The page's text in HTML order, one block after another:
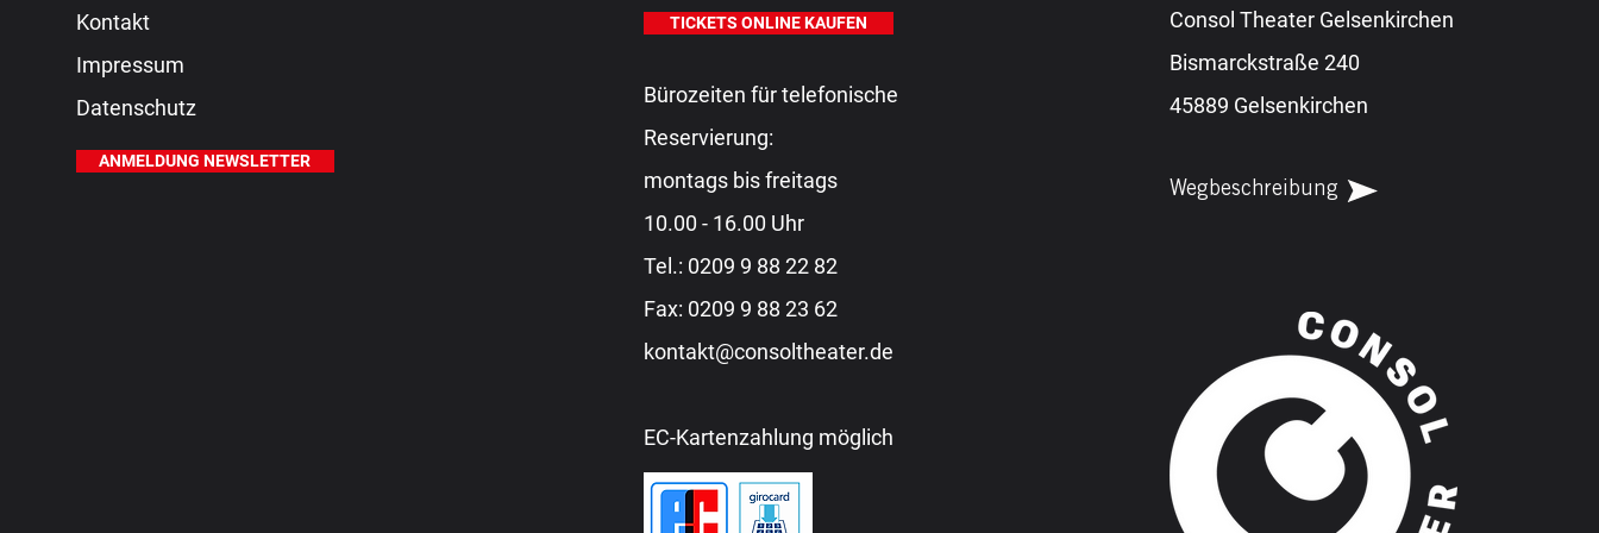
Kontakt
Impressum
Datenschutz
ANMELDUNG NEWSLETTER
TICKETS ONLINE KAUFEN
Bürozeiten für telefonische
Reservierung:
montags bis freitags
10.00 - 16.00 Uhr
Tel.: 0209 9 88 22 82
Fax: 0209 9 88 23 62
kontakt@consoltheater.de
EC-Kartenzahlung möglich
Consol Theater Gelsenkirchen
Bismarckstraße 240
45889 Gelsenkirchen
Wegbeschreibung